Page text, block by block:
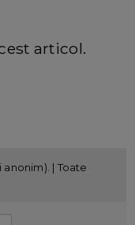
articol.
| Toate